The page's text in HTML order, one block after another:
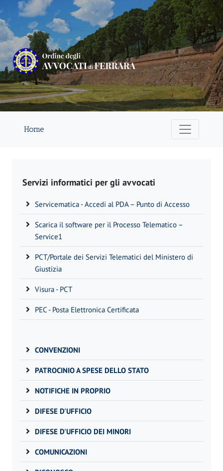
Home
Servizi informatici per gli avvocati
Servicematica - Accedi al PDA – Punto di Accesso
Scarica il software per il Processo Telematico –
Service1
PCT/Portale dei Servizi Telematici del Ministero di
Giustizia
Visura - PCT
PEC - Posta Elettronica Certificata
CONVENZIONI
PATROCINIO A SPESE DELLO STATO
NOTIFICHE IN PROPRIO
DIFESE D'UFFICIO
DIFESE D'UFFICIO DEI MINORI
COMUNICAZIONI